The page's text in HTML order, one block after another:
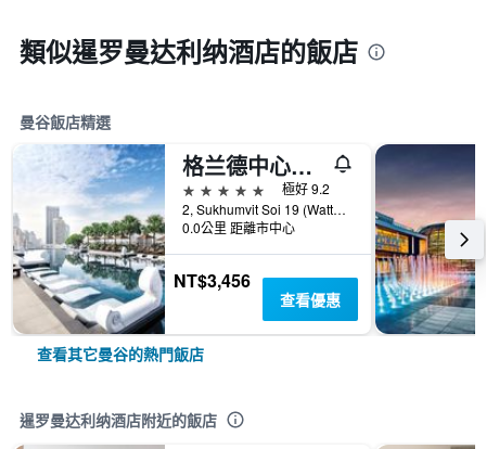
類似暹罗曼达利纳酒店的飯店
曼谷飯店精選
格兰德中心点酒店 Terminal 21
5星級
極好 9.2
2, Sukhumvit Soi 19 (Wattana), 曼谷, 泰國
0.0公里 距離市中心
NT$3,456
查看優惠
查看其它曼谷的熱門飯店
暹罗曼达利纳酒店附近的飯店